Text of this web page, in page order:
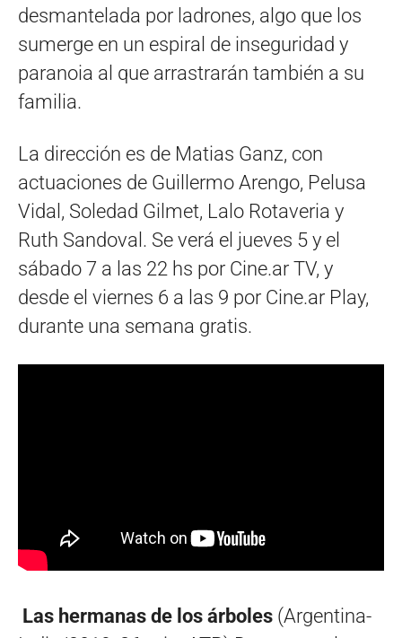
desmantelada por ladrones, algo que los
sumerge en un espiral de inseguridad y
paranoia al que arrastrarán también a su
familia.
La dirección es de Matias Ganz, con
actuaciones de Guillermo Arengo, Pelusa
Vidal, Soledad Gilmet, Lalo Rotaveria y
Ruth Sandoval. Se verá el jueves 5 y el
sábado 7 a las 22 hs por Cine.ar TV, y
desde el viernes 6 a las 9 por Cine.ar Play,
durante una semana gratis.
Las hermanas de los árboles (Argentina-